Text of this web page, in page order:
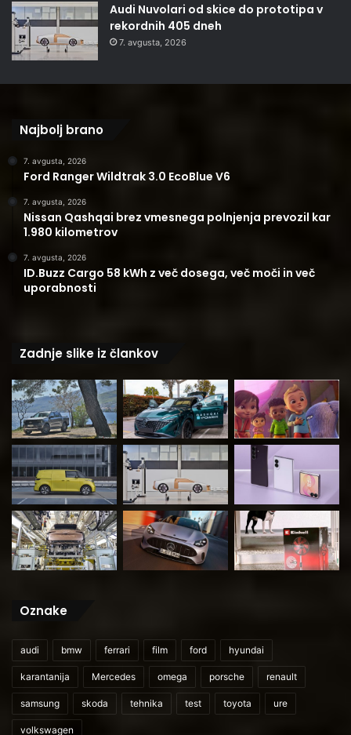
Audi Nuvolari od skice do prototipa v
rekordnih 405 dneh
7. avgusta, 2026
Najbolj brano
7. avgusta, 2026
Ford Ranger Wildtrak 3.0 EcoBlue V6
7. avgusta, 2026
Nissan Qashqai brez vmesnega polnjenja prevozil kar
1.980 kilometrov
7. avgusta, 2026
ID.Buzz Cargo 58 kWh z več dosega, več moči in več
uporabnosti
Zadnje slike iz člankov
Oznake
audi bmw ferrari film ford hyundai
karantanija Mercedes omega porsche renault
samsung skoda tehnika test toyota ure
volkswagen